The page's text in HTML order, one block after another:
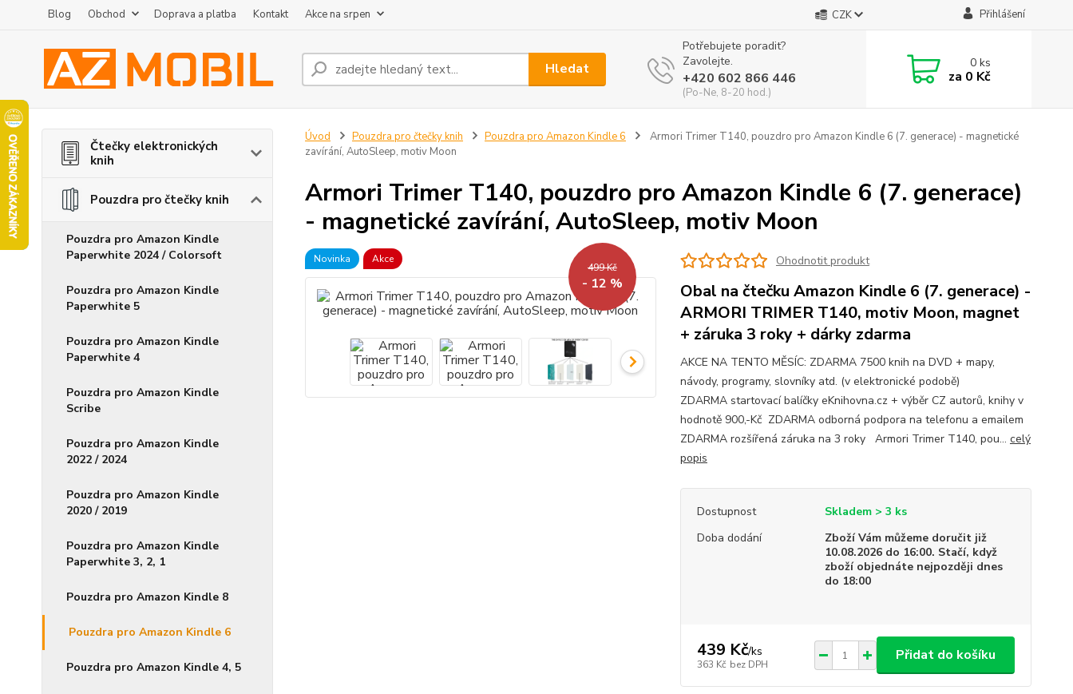
Blog Obchod Doprava a platba Kontakt Akce na srpen CZK Přihlášení
Hledat
Potřebujete poradit?
Zavolejte.
+420 602 866 446
(Po-Ne, 8-20 hod.)
0ks
za 0 Kč
Čtečky elektronických
knih
Pouzdra pro čtečky knih
Pouzdra pro Amazon Kindle
Paperwhite 2024 / Colorsoft
Pouzdra pro Amazon Kindle
Paperwhite 5
Pouzdra pro Amazon Kindle
Paperwhite 4
Pouzdra pro Amazon Kindle
Scribe
Pouzdra pro Amazon Kindle
2022 / 2024
Pouzdra pro Amazon Kindle
2020 / 2019
Pouzdra pro Amazon Kindle
Paperwhite 3, 2, 1
Pouzdra pro Amazon Kindle 8
Pouzdra pro Amazon Kindle 6
Pouzdra pro Amazon Kindle 4, 5
Úvod Pouzdra pro čtečky knih Pouzdra pro Amazon Kindle 6
Armori Trimer T140, pouzdro pro Amazon Kindle 6 (7. generace) - magnetické
zavírání, AutoSleep, motiv Moon
Armori Trimer T140, pouzdro pro Amazon Kindle 6 (7. generace)
- magnetické zavírání, AutoSleep, motiv Moon
Novinka Akce
499 Kč
- 12 %
Ohodnotit produkt
Obal na čtečku Amazon Kindle 6 (7. generace) -
ARMORI TRIMER T140, motiv Moon, magnet
+ záruka 3 roky + dárky zdarma
AKCE NA TENTO MĚSÍC: ZDARMA 7500 knih na DVD + mapy,
návody, programy, slovníky atd. (v elektronické podobě)
ZDARMA startovací balíčky eKnihovna.cz + výběr CZ autorů, knihy v
hodnotě 900,-Kč ZDARMA odborná podpora na telefonu a emailem
ZDARMA rozšířená záruka na 3 roky Armori Trimer T140, pou... celý
popis
Dostupnost
Skladem > 3 ks
Doba dodání
Zboží Vám můžeme doručit již
10.08.2026 do 16:00. Stačí, když
zboží objednáte nejpozději dnes
do 18:00
439 Kč/ks
363 Kč bez DPH
Přidat do košíku